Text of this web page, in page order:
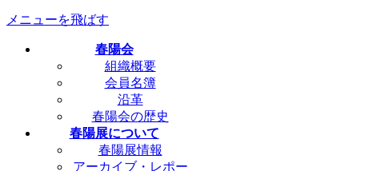
メニューを飛ばす
春陽会
組織概要
会員名簿
沿革
春陽会の歴史
春陽展について
春陽展情報
アーカイブ・レポー